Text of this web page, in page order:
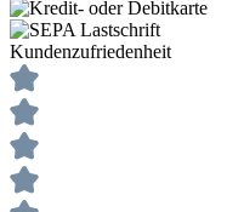
Kundenzufriedenheit